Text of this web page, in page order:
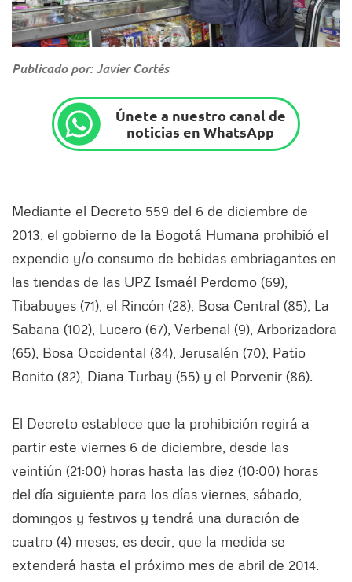
Publicado por: Javier Cortés
Únete a nuestro canal de
noticias en WhatsApp
Mediante el Decreto 559 del 6 de diciembre de
2013, el gobierno de la Bogotá Humana prohibió el
expendio y/o consumo de bebidas embriagantes en
las tiendas de las UPZ Ismaél Perdomo (69),
Tibabuyes (71), el Rincón (28), Bosa Central (85), La
Sabana (102), Lucero (67), Verbenal (9), Arborizadora
(65), Bosa Occidental (84), Jerusalén (70), Patio
Bonito (82), Diana Turbay (55) y el Porvenir (86).
El Decreto establece que la prohibición regirá a
partir este viernes 6 de diciembre, desde las
veintiún (21:00) horas hasta las diez (10:00) horas
del día siguiente para los días viernes, sábado,
domingos y festivos y tendrá una duración de
cuatro (4) meses, es decir, que la medida se
extenderá hasta el próximo mes de abril de 2014.